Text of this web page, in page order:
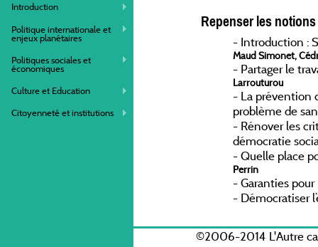
Introduction
Politique internationale et
enjeux planétaires
Politiques sociales et
économiques
Culture et Education
Citoyenneté et institutions
Repenser les
- Introduction :
Maud Simonet,
- Partager le
Larrouturou
- La prévention
problème de
- Rénover les
démocratie
-Quelle place
Perrin
-Garanties
- Démocratiser
©2006-2014 L'Autre